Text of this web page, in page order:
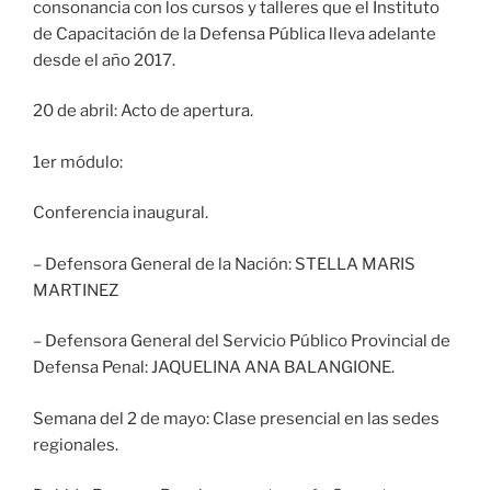
consonancia con los cursos y talleres que el Instituto
de Capacitación de la Defensa Pública lleva adelante
desde el año 2017.
20 de abril: Acto de apertura.
1er módulo:
Conferencia inaugural.
– Defensora General de la Nación: STELLA MARIS
MARTINEZ
– Defensora General del Servicio Público Provincial de
Defensa Penal: JAQUELINA ANA BALANGIONE.
Semana del 2 de mayo: Clase presencial en las sedes
regionales.